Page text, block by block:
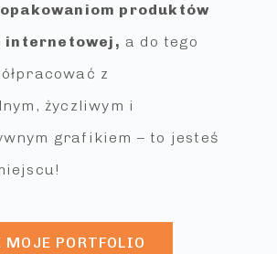
produktów
internetowej, a do tego
z
życzliwym i
grafikiem – to jesteś
MOJE PORTFOLIO